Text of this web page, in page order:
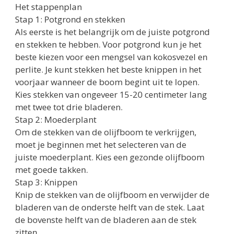
Het stappenplan
Stap 1: Potgrond en stekken
Als eerste is het belangrijk om de juiste potgrond
en stekken te hebben. Voor potgrond kun je het
beste kiezen voor een mengsel van kokosvezel en
perlite. Je kunt stekken het beste knippen in het
voorjaar wanneer de boom begint uit te lopen.
Kies stekken van ongeveer 15-20 centimeter lang
met twee tot drie bladeren.
Stap 2: Moederplant
Om de stekken van de olijfboom te verkrijgen,
moet je beginnen met het selecteren van de
juiste moederplant. Kies een gezonde olijfboom
met goede takken.
Stap 3: Knippen
Knip de stekken van de olijfboom en verwijder de
bladeren van de onderste helft van de stek. Laat
de bovenste helft van de bladeren aan de stek